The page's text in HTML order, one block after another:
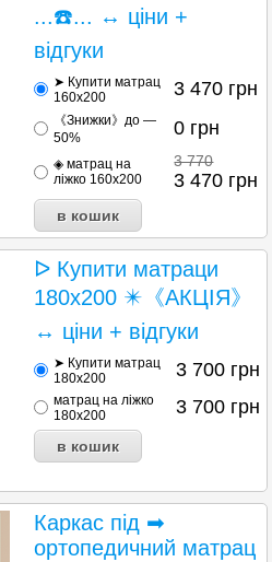
...☎️... ↔ ціни +
відгуки
➤ Купити матрац
160х200
3 470 грн
《Знижки》до —
50%
0 грн
◈ матрац на
ліжко 160х200
3 770
3 470 грн
ᐅ Купити матраци
180х200 ✴️《АКЦІЯ》
↔ ціни + відгуки
➤ Купити матрац
180х200
3 700 грн
матрац на ліжко
180х200
3 700 грн
Каркас під ➡
ортопедичний матрац